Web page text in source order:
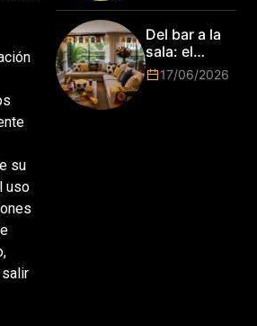
su
uso
Mundo de
Park de Roma
2026!
Del bar a la
sala: el
Mundial
2026 vuelve
17/06/2026